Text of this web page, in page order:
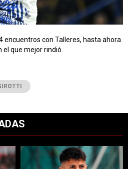
encuentros con Talleres, hasta ahora
el que mejor rindió.
título "Dos debuts y un regreso
Un artículo de tendencia con el